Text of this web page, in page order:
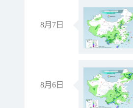
8月7日
8月6日